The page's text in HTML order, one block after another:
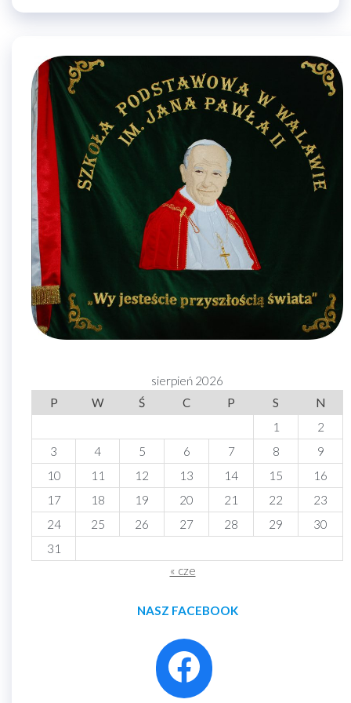
sierpień 2026
P
W Ś C P S
N
1
2
3
4 5 6 7 8
9
10
11 12 13 14 15
16
17
18 19 20 21 22
23
24
25 26 27 28 29
30
31
« cze
NASZ FACEBOOK